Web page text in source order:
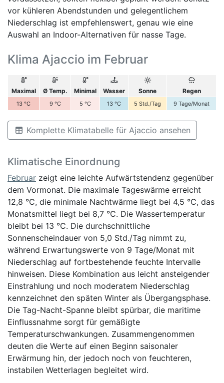
vor kühleren Abendstunden und gelegentlichem
Niederschlag ist empfehlenswert, genau wie eine
Auswahl an Indoor-Alternativen für nasse Tage.
Klima Ajaccio im Februar
Maximal Ø Temp. Minimal Wasser Sonne Regen
13 °C 9 °C 5 °C 13 °C 5 Std./Tag 9 Tage/Monat
Komplette Klimatabelle für Ajaccio ansehen
Klimatische Einordnung
Februar zeigt eine leichte Aufwärtstendenz gegenüber
dem Vormonat. Die maximale Tageswärme erreicht
12,8 °C, die minimale Nachtwärme liegt bei 4,5 °C, das
Monatsmittel liegt bei 8,7 °C. Die Wassertemperatur
bleibt bei 13 °C. Die durchschnittliche
Sonnenscheindauer von 5,0 Std./Tag nimmt zu,
während Erwartungswerte von 9 Tage/Monat mit
Niederschlag auf fortbestehende feuchte Intervalle
hinweisen. Diese Kombination aus leicht ansteigender
Einstrahlung und noch moderatem Niederschlag
kennzeichnet den späten Winter als Übergangsphase.
Die Tag-Nacht-Spanne bleibt spürbar, die maritime
Einflussnahme sorgt für gemäßigte
Temperaturschwankungen. Zusammengenommen
deuten die Werte auf einen Beginn saisonaler
Erwärmung hin, der jedoch noch von feuchteren,
instabilen Wetterlagen begleitet wird.